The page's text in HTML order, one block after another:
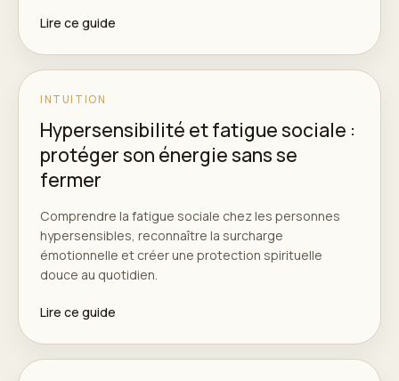
Lire ce guide
INTUITION
Hypersensibilité et fatigue sociale :
protéger son énergie sans se
fermer
Comprendre la fatigue sociale chez les personnes
hypersensibles, reconnaître la surcharge
émotionnelle et créer une protection spirituelle
douce au quotidien.
Lire ce guide